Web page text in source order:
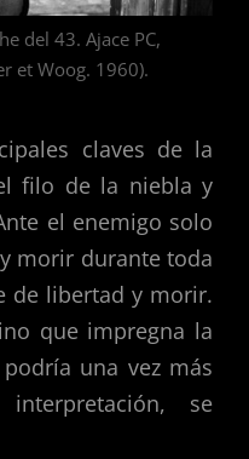
del 43. Ajace PC,
et Woog. 1960).
claves de la
filo de la niebla y
el enemigo solo
morir durante toda
de libertad y morir.
que impregna la
una vez más
se